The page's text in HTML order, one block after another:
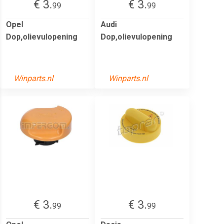
€ 3.99
Opel
Dop,olievulopening
Winparts.nl
€ 3.99
Audi
Dop,olievulopening
Winparts.nl
€ 3.99
€ 3.99